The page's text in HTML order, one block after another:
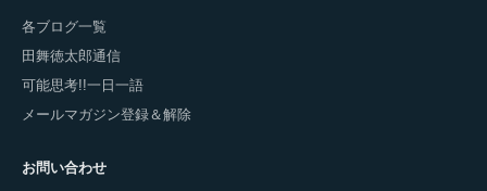
各ブログ一覧
田舞徳太郎通信
可能思考!!一日一語
メールマガジン登録＆解除
お問い合わせ